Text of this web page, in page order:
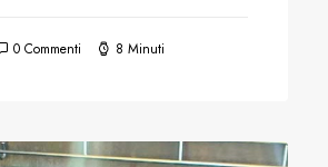
0 Commenti 8 Minuti